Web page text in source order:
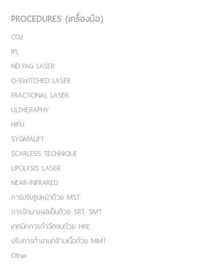
PROCEDURES (เครื่องมือ)
CO2
IPL
ND:YAG LASER
Q-SWITCHED LASER
FRACTIONAL LASER
ULTHERAPHY
HIFU
SYGMALIFT
SCARLESS TECHNIQUE
LIPOLYSIS LASER
NEAR-INFRARED
การปรับรูปหน้าด้วย MST
การรักษาแผลเป็นด้วย SRT, SMT
เทคนิคการกำจัดขนด้วย HRE
ปรับการทำงานกล้ามเนื้อด้วย MMT
Other